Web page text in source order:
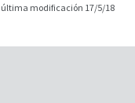
última modificación 17/5/18